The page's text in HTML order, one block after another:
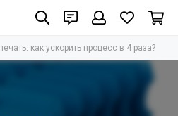
как ускорить процесс в 4 раза?